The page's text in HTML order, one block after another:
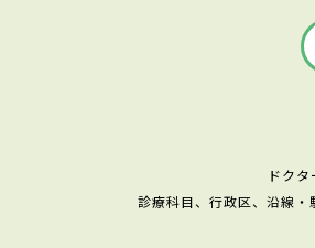
ドク
診療科目、行政区、沿線